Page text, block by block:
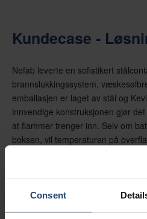
Consent
Kundecase -
Nefab leverte en sofistikert
brannslukkingssystem,
emballasjen er laget av stål og
innvendige konstruksjonen gjør
at flammer trenger inn. Selv om
boksen, vil temperaturen på
akseptabelt nivå. Boksen er